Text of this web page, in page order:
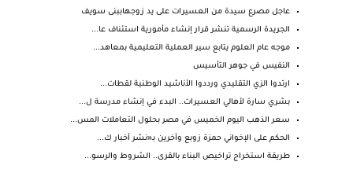
عاجل مصرع سيدة من العسيرات على يد زوجهاببنى سويف
الجريدة الرسمية تنشر قرار إنشاء مأمورية استئناف عا...
موجه عام العلوم يتابع سير العملية التعليمية بمعاهد...
النفيس في جوهر التأسيس
ارتدوا الزي التقليدي ورددوا الأناشيد الوطنية لقطات...
بشري سارة لأهالي العسيرات.. البدء في إنشاء مدرسة ل...
سعر الذهب اليوم الخميس في مصر بحلول التعاملات المس...
الحكم على الإخواني حمزة زوبع وأخرين بـ«نشر أخبار ك...
طريقة استخراج تراخيص البناء بالقرى.. الشروط والرسو...